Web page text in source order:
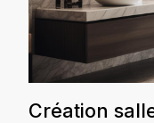
Création